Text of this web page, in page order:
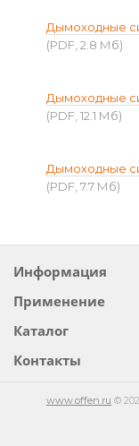
Дымоходные
(PDF, 2.8 Мб)
Дымоходные
(PDF, 12.1 Мб)
Дымоходные
(PDF, 7.7 Мб)
Информация
Применение
Каталог
Контакты
www.offen.ru ©